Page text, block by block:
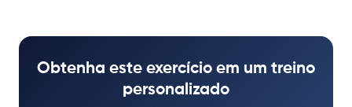
Obtenha este exercício em um treino
personalizado